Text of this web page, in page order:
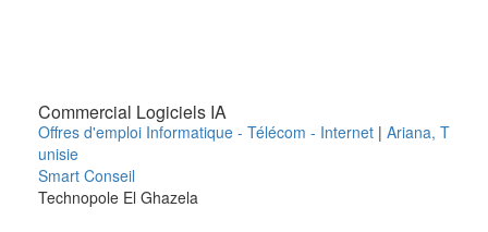
Commercial Logiciels IA
Offres d'emploi Informatique - Télécom - Internet | Ariana, T
unisie
Smart Conseil
Technopole El Ghazela